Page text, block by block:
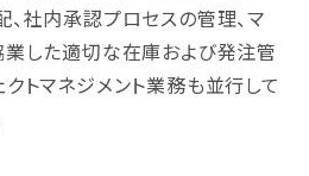
社内承認プロセスの管理、マ
業した適切な在庫および発注管
トマネジメント業務も並行して